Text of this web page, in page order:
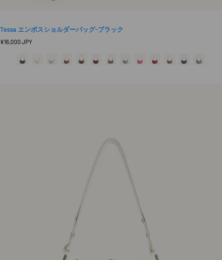
Tessa エンボスショルダーバッグ-ブラック
¥16,000 JPY